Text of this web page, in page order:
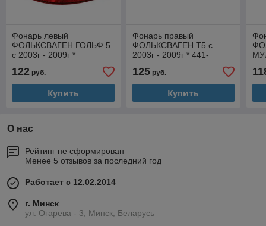
Фонарь левый
ФОЛЬКСВАГЕН ГОЛЬФ 5
с 2003г - 2009г *
122 руб.
Купить
Фонарь правый
ФОЛЬКСВАГЕН Т5 с
2003г - 2009г * 441-
125руб.
Купить
О нас
Рейтинг не сформирован
Менее 5 отзывов за последний год
Работает с 12.02.2014
г. Минск
ул. Огарева - 3, Минск, Беларусь